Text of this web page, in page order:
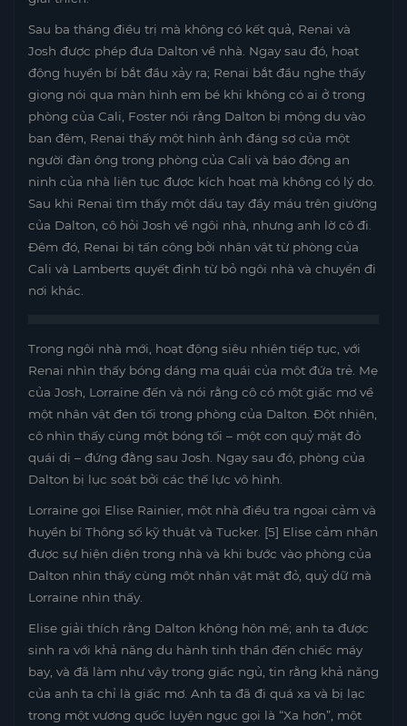
Sau ba tháng điều trị mà không có kết quả, Renai và
Josh được phép đưa Dalton về nhà. Ngay sau đó, hoạt
động huyền bí bắt đầu xảy ra; Renai bắt đầu nghe thấy
giọng nói qua màn hình em bé khi không có ai ở trong
phòng của Cali, Foster nói rằng Dalton bị mộng du vào
ban đêm, Renai thấy một hình ảnh đáng sợ của một
người đàn ông trong phòng của Cali và báo động an
ninh của nhà liên tục được kích hoạt mà không có lý do.
Sau khi Renai tìm thấy một dấu tay đầy máu trên giường
của Dalton, cô hỏi Josh về ngôi nhà, nhưng anh lờ cô đi.
Đêm đó, Renai bị tấn công bởi nhân vật từ phòng của
Cali và Lamberts quyết định từ bỏ ngôi nhà và chuyển đi
nơi khác.
Trong ngôi nhà mới, hoạt động siêu nhiên tiếp tục, với
Renai nhìn thấy bóng dáng ma quái của một đứa trẻ. Mẹ
của Josh, Lorraine đến và nói rằng cô có một giấc mơ về
một nhân vật đen tối trong phòng của Dalton. Đột nhiên,
cô nhìn thấy cùng một bóng tối – một con quỷ mặt đỏ
quái dị – đứng đằng sau Josh. Ngay sau đó, phòng của
Dalton bị lục soát bởi các thế lực vô hình.
Lorraine gọi Elise Rainier, một nhà điều tra ngoại cảm và
huyền bí Thông số kỹ thuật và Tucker. [5] Elise cảm nhận
được sự hiện diện trong nhà và khi bước vào phòng của
Dalton nhìn thấy cùng một nhân vật mặt đỏ, quỷ dữ mà
Lorraine nhìn thấy.
Elise giải thích rằng Dalton không hôn mê; anh ta được
sinh ra với khả năng du hành tinh thần đến chiếc máy
bay, và đã làm như vậy trong giấc ngủ, tin rằng khả năng
của anh ta chỉ là giấc mơ. Anh ta đã đi quá xa và bị lạc
trong một vương quốc luyện ngục gọi là “Xa hơn”, một